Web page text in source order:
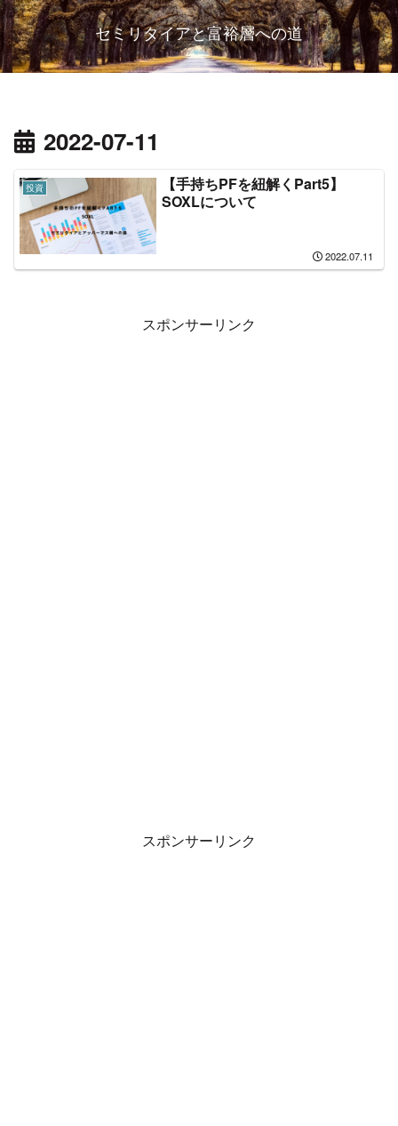
セミリタイアと富裕層への道
2022-07-11
投資
【手持ちPFを紐解くPart5】
SOXLについて
2022.07.11
スポンサーリンク
スポンサーリンク